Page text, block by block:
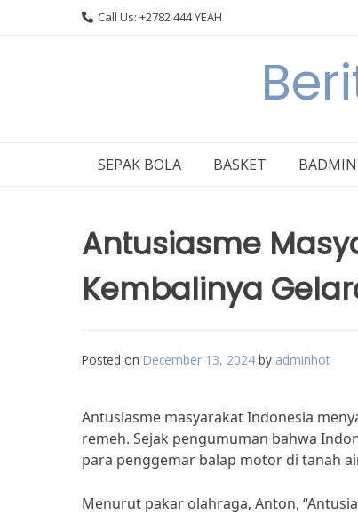
Call Us: +2782 444 YEAH
SEPAK BOLA BASKET
Antusiasme
Kembalinya
Posted on December 13, 2024 by adminhot
Antusiasme masyarakat Indonesia
remeh. Sejak pengumuman bahwa
para penggemar balap motor di tanah
Menurut pakar olahraga, Anton,